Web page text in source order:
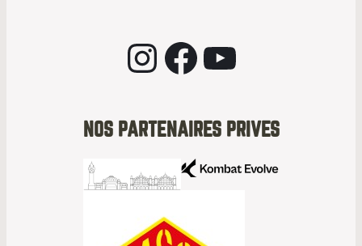
Instagram Facebook YouTube
NOS PARTENAIRES PRIVES